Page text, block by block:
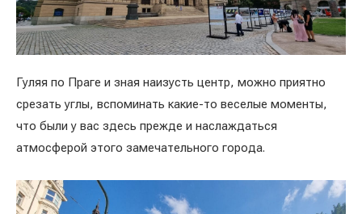
Гуляя по Праге и зная наизусть центр, можно приятно
срезать углы, вспоминать какие-то веселые моменты,
что были у вас здесь прежде и наслаждаться
атмосферой этого замечательного города.